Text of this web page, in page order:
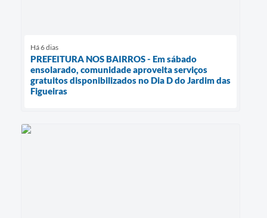
Há 6 dias
PREFEITURA NOS BAIRROS - Em sábado
ensolarado, comunidade aproveita serviços
gratuitos disponibilizados no Dia D do Jardim das
Figueiras